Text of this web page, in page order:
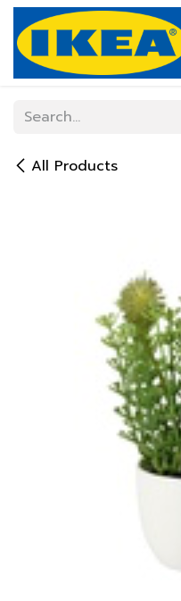
Skip to Content
All Products